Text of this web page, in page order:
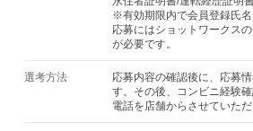
※有効期限内で会員登録氏
応募にはショットワークス
が必要です。
選考方法
応募内容の確認後に、応募
す。その後、コンビニ経験
電話を店舗からさせていただ